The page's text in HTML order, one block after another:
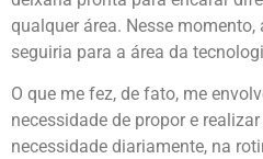
qualquer área. Nesse
seguiria para a área da
O que me fez, de fato, me
necessidade de propor e
necessidade diariamente, na